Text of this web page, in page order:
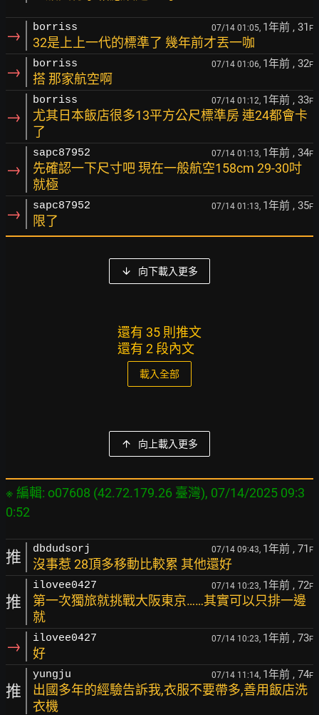
→ borriss 07/14 01:05, 1年前 , 31 F
32是上上一代的標準了 幾年前才丟一咖
→ borriss 07/14 01:06, 1年前 , 32F
搭 那家航空啊
→
borriss 07/14 01:12, 1年前 , 33F
尤其日本飯店很多13平方公尺標準房 連24都會卡
了
→
sapc87952 07/14 01:13, 1年前 , 34F
先確認一下尺寸吧 現在一般航空158cm 29-30吋
就極
→ sapc87952 07/14 01:13, 1年前 , 35F
限了
向下載入更多
還有 35 則推文
還有 2 段內文
載入全部
向上載入更多
※ 編輯: o07608 (42.72.179.26 臺灣), 07/14/2025 09:3
推 dbdudsorj 07/14 09:43, 1年前 , 71 F
沒事惹 28頂多移動比較累 其他還好
推
ilovee0427 07/14 10:23, 1年前 , 72F
第一次獨旅就挑戰大阪東京……其實可以只排一邊
就
→ ilovee0427 07/14 10:23, 1年前 , 73F
好
推
yungju 07/14 11:14, 1年前 , 74F
出國多年的經驗告訴我,衣服不要帶多,善用飯店洗
衣機